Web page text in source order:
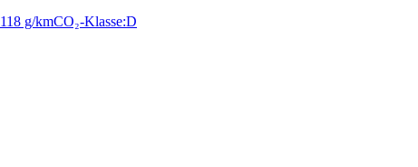
118 g/kmCO₂-Klasse:D